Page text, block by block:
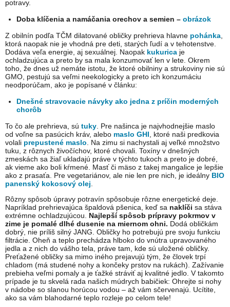
potravy.
Doba klíčenia a namáčania orechov a semien –obrázok
Z obilnín podľa TČM dilatované obličky prehrieva hlavne pohánka
ktorá naopak nie je vhodná pre deti, starých ľudí a v tehotenstve.
Dodáva veľa energie, aj sexuálnej. Naopak kukurica je
ochladzujúca a preto by sa mala konzumovať len v lete. Okrem
toho, že dnes už nemáte istotu, že ktoré obilniny a strukoviny nie sú
GMO, pestujú sa veľmi neekologicky a preto ich konzumáciu
neodporúčam, ako je popísané v článku:
Dnešné stravovacie návyky ako jedna z príčin moderných
chorôb
To čo ale prehrieva, sú tuky . Pre našinca je najvhodnejšie maslo
od voľne sa pasúcich kráv, alebo maslo GHI , ktoré naši predkovia
volali prepustené maslo . Na zimu si nachystali aj veľké množstvo
tuku, z rôznych živočíchov, ktoré chovali. Toxíny v dnešných
zmeskách sa žiaľ ukladajú práve v týchto tukoch a preto je dobré,
ak vieme ako boli kŕmené. Masť či mäso z takej mangalice je lepšie
ako z prasaťa. Pre vegetariánov, ale nie len pre nich, je ideálny BIO
panenský kokosový olej
Rôzny spôsob úpravy potravín spôsobuje rôzne energetické deje.
Napríklad prehrievajúca špaldová pšenica, keď sa naklíči sa stáva
extrémne ochladzujúcou. Najlepší spôsob prípravy pokrmov v
zime je pomalé dlhé dusenie na miernom ohni. Dodá obličkám
dobrý, nie príliš silný JANG. Obličky ho potrebujú pre svoju funkciu
filtrácie. Oheň a teplo prechádza hlboko do vnútra upravovaného
jedla a z nich do vášho tela, práve tam, kde sú uložené obličky.
Preťažené obličky sa mimo iného prejavujú tým, že človek trpí
chladom (má studené nohy a končeky prstov na rukách). Zažívanie
prebieha veľmi pomaly a je ťažké stráviť aj kvalitné jedlo. V takomto
prípade je tu skvelá rada našich múdrych babičiek: Ohrejte si nohy
v nádobe so slanou horúcou vodou – až vám sčervenajú. Ucítite,
ako sa vám blahodarné teplo rozleje po celom tele!